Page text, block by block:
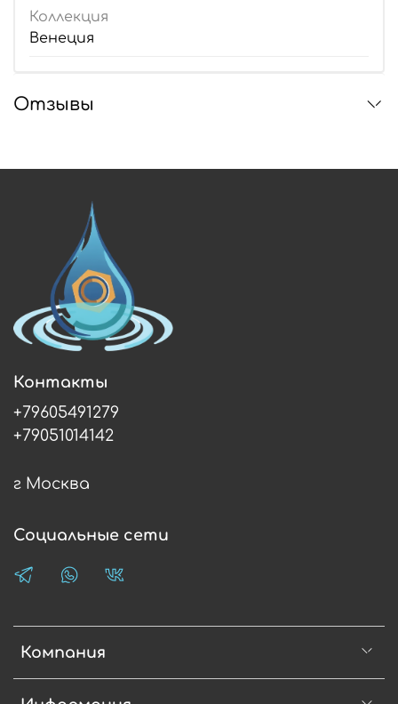
Коллекция
Венеция
Отзывы
Компания
Контакты
+79605491279
+79051014142
г Москва
Социальные сети